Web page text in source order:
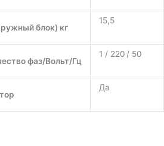
блок) кг
15,5
фаз/Вольт/Гц
1 / 220 / 50
Да